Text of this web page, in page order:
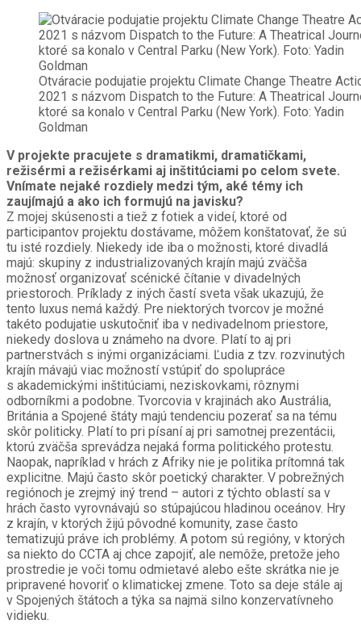
Otváracie podujatie projektu Climate Change Theatre
2021 s názvom Dispatch to the Future: A Theatrical
ktoré sa konalo v Central Parku (New York). Foto: Yadin
Goldman
V projekte pracujete s dramatikmi, dramatičkami,
režisérmi a režisérkami aj inštitúciami po celom svete.
Vnímate nejaké rozdiely medzi tým, aké témy ich
zaujímajú a ako ich formujú na javisku?
Z mojej skúsenosti a tiež z fotiek a videí, ktoré od
participantov projektu dostávame, môžem konštatovať, že sú
tu isté rozdiely. Niekedy ide iba o možnosti, ktoré divadlá
majú: skupiny z industrializovaných krajín majú zväčša
možnosť organizovať scénické čítanie v divadelných
priestoroch. Príklady z iných častí sveta však ukazujú, že
tento luxus nemá každý. Pre niektorých tvorcov je možné
takéto podujatie uskutočniť iba v nedivadelnom priestore,
niekedy doslova u známeho na dvore. Platí to aj pri
partnerstvách s inými organizáciami. Ľudia z tzv. rozvinutých
krajín mávajú viac možností vstúpiť do spolupráce
s akademickými inštitúciami, neziskovkami, rôznymi
odborníkmi a podobne. Tvorcovia v krajinách ako Austrália,
Británia a Spojené štáty majú tendenciu pozerať sa na tému
skôr politicky. Platí to pri písaní aj pri samotnej prezentácii,
ktorú zväčša sprevádza nejaká forma politického protestu.
Naopak, napríklad v hrách z Afriky nie je politika prítomná tak
explicitne. Majú často skôr poetický charakter. V pobrežných
regiónoch je zrejmý iný trend – autori z týchto oblastí sa v
hrách často vyrovnávajú so stúpajúcou hladinou oceánov. Hry
z krajín, v ktorých žijú pôvodné komunity, zase často
tematizujú práve ich problémy. A potom sú regióny, v ktorých
sa niekto do CCTA aj chce zapojiť, ale nemôže, pretože jeho
prostredie je voči tomu odmietavé alebo ešte skrátka nie je
pripravené hovoriť o klimatickej zmene. Toto sa deje stále aj
v Spojených štátoch a týka sa najmä silno konzervatívneho
vidieku.